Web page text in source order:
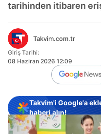
tarihinden itibaren
Takvim.com.tr
Giriş Tarihi:
08 Haziran 2026 12:09
Takvim'i Google'a
haberi alın!